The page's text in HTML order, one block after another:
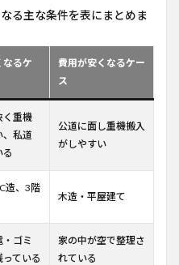
る主な条件を表にまとめま
なるケ
費用が安くなるケー
ス
く重機
、私道
る
公道に面し重機搬入
がしやすい
造、3階
木造・平屋建て
ゴミ
ている
家の中が空で整理さ
れている